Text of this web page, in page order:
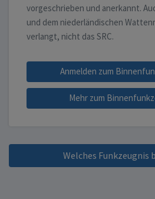
vorgeschrieben und anerkannt.
und dem niederländischen
verlangt, nicht das SRC.
Anmelden zum
Mehr zum
Welches Funkzeugnis